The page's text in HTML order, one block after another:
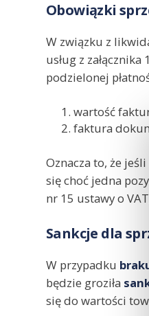
Obowiązki
W związku z
usług z
podzielonej
wartość
faktura
Oznacza to, że
się choć jedna
nr 15 ustawy o
Sankcje dla
W przypadku
będzie groziła
się do wartości